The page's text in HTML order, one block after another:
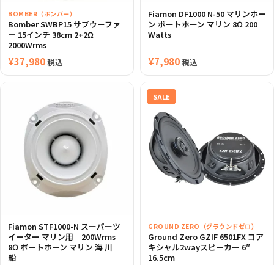
BOMBER（ボンバー）
Bomber SWBP15 サブウーファ
ー 15インチ 38cm 2+2Ω
2000Wrms
¥37,980税込
Fiamon DF1000 N-50 マリンホー
ン ボートホーン マリン 8Ω 200
Watts
¥7,980税込
Fiamon STF1000-N スーパーツ
イーター マリン用 200Wrms
8Ω ボートホーン マリン 海 川
船
SALE
GROUND ZERO（グラウンドゼロ）
Ground Zero GZIF 6501FX コア
キシャル2wayスピーカー 6″
16.5cm